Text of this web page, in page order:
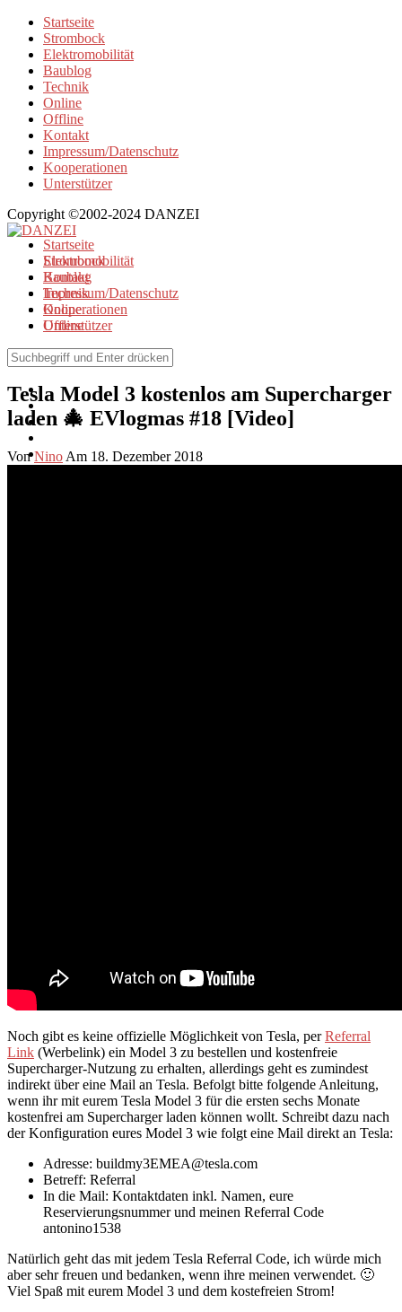
Startseite
Strombock
Elektromobilität
Baublog
Technik
Online
Offline
Kontakt
Impressum/Datenschutz
Kooperationen
Unterstützer
Copyright ©2002-2024 DANZEI
Startseite
Strombock
Kontakt
Impressum/Datenschutz
Kooperationen
Unterstützer
Elektromobilität
Baublog
Technik
Online
Offline
Elektromobilität
Tesla Model 3 kostenlos am Supercharger
laden 🎄 EVlogmas #18 [Video]
VonNino Am 18. Dezember 2018
Noch gibt es keine offizielle Möglichkeit von Tesla, perReferral
Link (Werbelink) ein Model 3 zu bestellen und kostenfreie
Supercharger-Nutzung zu erhalten, allerdings geht es zumindest
indirekt über eine Mail an Tesla. Befolgt bitte folgende Anleitung,
wenn ihr mit eurem Tesla Model 3 für die ersten sechs Monate
kostenfrei am Supercharger laden können wollt. Schreibt dazu nach
der Konfiguration eures Model 3 wie folgt eine Mail direkt an Tesla:
Adresse: buildmy3EMEA@tesla.com
Betreff: Referral
In die Mail: Kontaktdaten inkl. Namen, eure
Reservierungsnummer und meinen Referral Code
antonino1538
Natürlich geht das mit jedem Tesla Referral Code, ich würde mich
aber sehr freuen und bedanken, wenn ihre meinen verwendet. 🙂
Viel Spaß mit eurem Model 3 und dem kostefreien Strom!